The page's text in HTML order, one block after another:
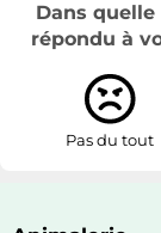
Dans
répondu à
Pas du tout